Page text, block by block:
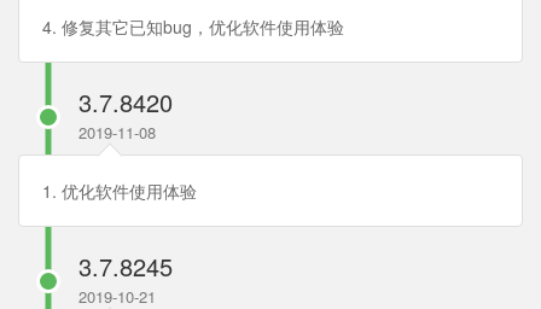
4. 修复其它已知bug，优化软件使用体验
3.7.8420
2019-11-08
1. 优化软件使用体验
3.7.8245
2019-10-21